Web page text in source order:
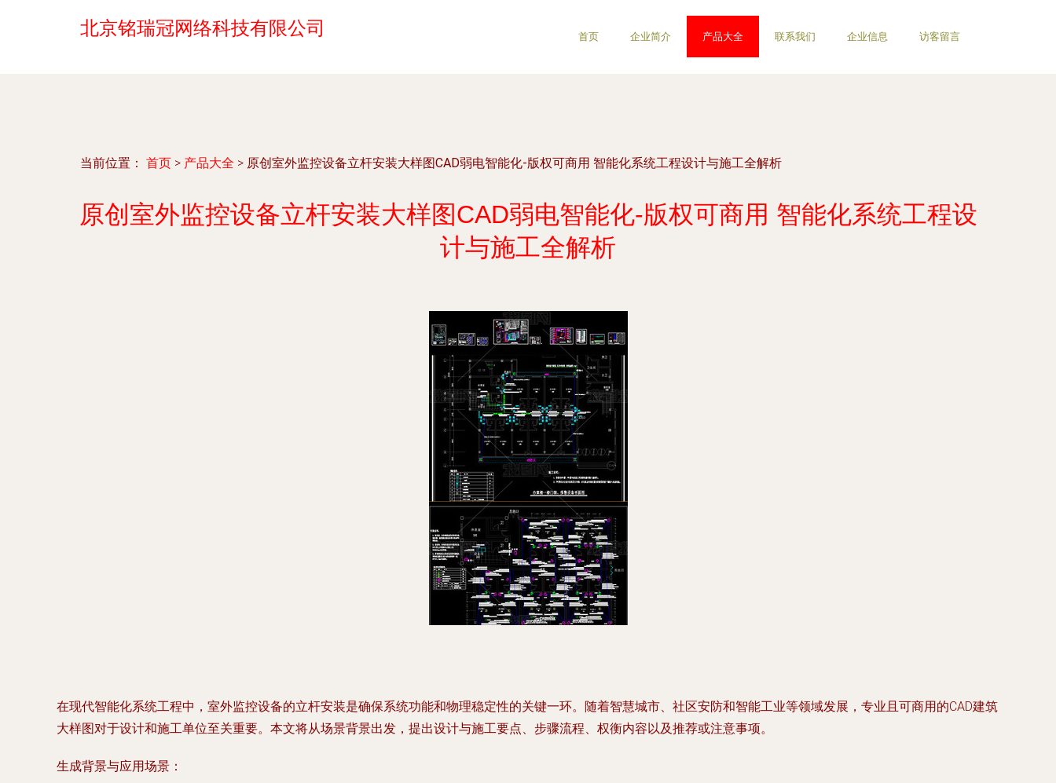
北京铭瑞冠网络科技有限公司 首页 企业简介 产品大全 联系我们 企业信息 访客留言
当前位置： 首页 > 产品大全 > 原创室外监控设备立杆安装大样图CAD弱电智能化-版权可商用 智能化系统工程设计与施工全解析
原创室外监控设备立杆安装大样图CAD弱电智能化-版权可商用 智能化系统工程设
计与施工全解析
在现代智能化系统工程中，室外监控设备的立杆安装是确保系统功能和物理稳定性的关键一环。随着智慧城市、社区安防和智能工业等领域发展，专业且可商用的CAD建筑
大样图对于设计和施工单位至关重要。本文将从场景背景出发，提出设计与施工要点、步骤流程、权衡内容以及推荐或注意事项。
生成背景与应用场景：